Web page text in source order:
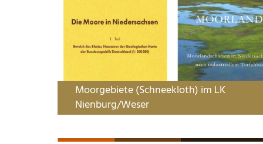
Moorgebiete (Schneekloth) im LK
Nienburg/Weser